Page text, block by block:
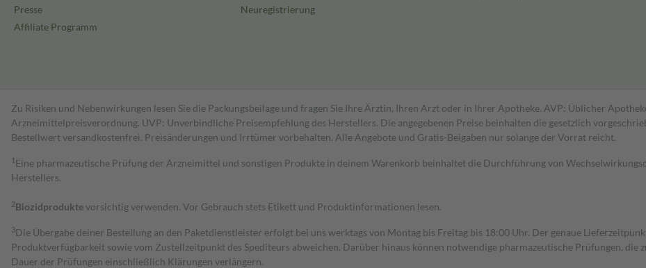
Presse
Affiliate Programm
Neuregistrierung
Zu Risiken und Nebenwirkungen lesen Sie die Packungsbeilage und fragen Sie Ihre Ärztin, Ihren Arzt oder in Ihrer Apotheke. AVP: Üblicher
Arzneimittelpreisverordnung. UVP: Unverbindliche Preisempfehlung des Herstellers. Die angegebenen Preise beinhalten die gesetzlich
Bestell­wert versand­kosten­frei. Preisänderungen und Irrtümer vorbehalten. Alle Angebote und Gratis-Beigaben nur solange der Vorrat reicht.
1 Eine pharmazeutische Prüfung der Arzneimittel und sonstigen Produkte in deinem Warenkorb beinhaltet die Durchführung von
Herstellers.
2Biozidproduktevorsichtig verwenden. Vor Gebrauch stets Etikett und Produktinformationen lesen.
3Die Übergabe deiner Bestellung an den Paketdienstleister erfolgt bei uns werktags von Montag bis Freitag bis 18:00 Uhr. Der genaue
Produktverfügbarkeit sowie vom Zustellzeitpunkt des Spediteurs abweichen. Darüber hinaus können notwendige pharmazeutische Prüfungen,
Dauer der Prüfungen einschließlich Klärungen verlängern.